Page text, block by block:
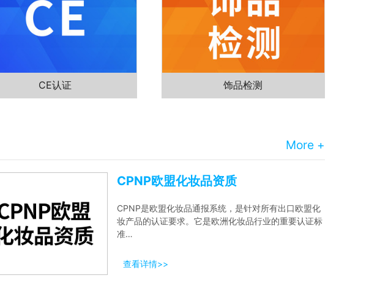
CE认证 饰品检测
More +
CPNP欧盟化妆品资质
CPNP是欧盟化妆品通报系统，是针对所有出口欧盟化
妆产品的认证要求。它是欧洲化妆品行业的重要认证标
准…
查看详情>>